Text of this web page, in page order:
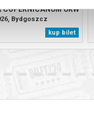
UKW
Bydgoszcz
kup bilet